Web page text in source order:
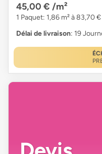
45,00 € /m²
1 Paquet: 1,86 m² à 83,70 €
Délai de livraison: 19